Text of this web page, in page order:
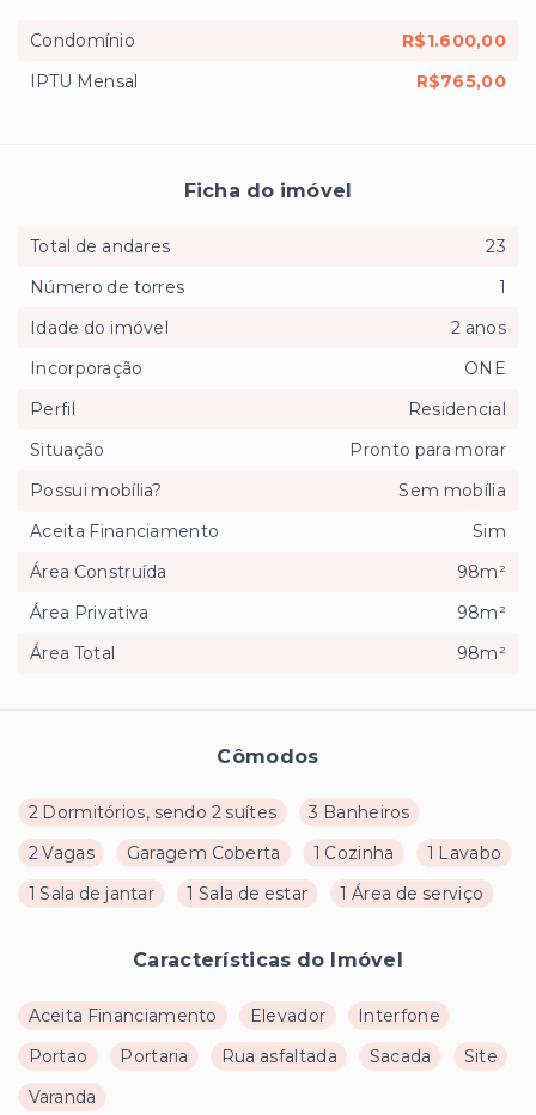
Cômodos
2 Dormitórios, sendo 2 suítes
3 Banheiros
2 Vagas
Garagem Coberta 1 Cozinha
1 Lavabo
1 Sala de jantar
1 Sala de estar 1 Área de serviço
Características do Imóvel
Aceita Financiamento Elevador
Interfone
Portao
Portaria Rua asfaltada Sacada
Site
Varanda
Condomínio
R$1.600,00
IPTU Mensal
R$765,00
Ficha do imóvel
Total de andares
23
Número de torres
1
Idade do imóvel
2 anos
Incorporação
ONE
Perfil
Residencial
Situação
Pronto para morar
Possui mobília?
Sem mobília
Aceita Financiamento
Sim
Área Construída
98m²
Área Privativa
98m²
Área Total
98m²